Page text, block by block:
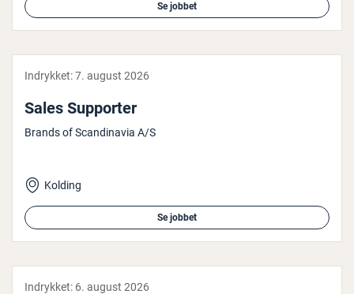
Se jobbet
Indrykket:7. august 2026
Sales Supporter
Brands of Scandinavia A/S
Kolding
Se jobbet
Indrykket: 6. august 2026